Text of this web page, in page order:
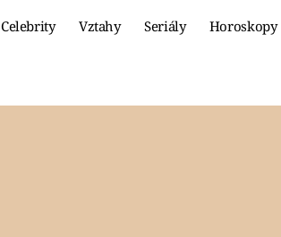
Celebrity Vztahy Seriály Horoskopy